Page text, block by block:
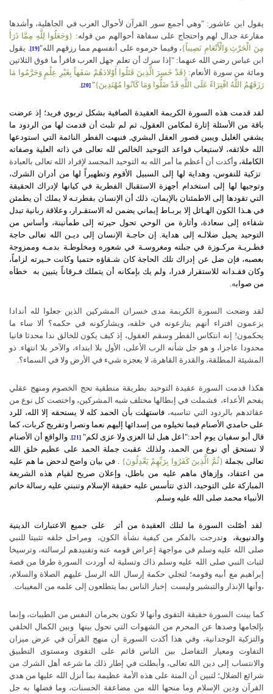
يقول ابن عاشور: "وهي أجمع سور القرآن لأحوال العرب في الجاهلية، وأشدها
مقارعة جدال لهم واحتجاج على سفاهة أحوالهم من قوله: {وَجَعَلُوا لِلَّهِ مِمَّا ذَرَأَ
مِنَ الْحَرْثِ وَالْأَنْعَامِ نَصِيباً}، وفيما حرموه على أنفسهم مما رزقهم الله"[19]
. يقول
ابن عباس رضي الله عنهما: "إذا سرك أن تعلم جهل العرب فاقرأ ما فوق الثلاثين
ومائة من سورة الأنعام: {قَدْ خَسِرَ الَّذِينَ قَتَلُوا أَوْلادَهُمْ سَفَهاً بِغَيْرِ عِلْمٍ وَحَرَّمُوا مَا
رَزَقَهُمُ اللَّهُ افْتِرَاءً عَلَى اللَّهِ قَدْ ضَلُّوا وَمَا كَانُوا مُهْتَدِينَ}"
[20]
لقد قدمت هذه السورة الكريمة العقيدة الصافية بشكل تربوي فريد؛ إذ عرضت
باقة من الأسئلة إثارة لمكامن العقول، ثم لم تلبث أن قدمت لها من الردود ما
يشفي الغليل ويبين قصور العقل البشري, فنبهت الفطر النائمة التي استودعها
الله خلائقه، لاستيعاب قواعد التوحيد الخالص لله تعالى في ذاته العلية وصفاته
الكاملة، وأكدت أن أعظم ما أمر الله به التوحيد المجسد لإفراد الله تعالى بالعبادة
تزكية للنفوس، وهداية لها إلى السبيل الأقوم وتطهيراً لها من أدران الشرك،
وتوجيها لها إلى استخدام أجهزة الاستقبال الفطرية في كيانها لإدراك الحقيقة
التي تقودها إلى الاطمئنان بالإيمان، ذلك أن الإنسان بفطرتـه لا يملك أن يطمئن
في هـذا الكون الهـائل إلا بربـاط إيماني يضمن له الاستقـرار، وعلاقة ربانية تبدل
شقاءه إلى سعادة، وأثارة من الوحي تحول حيرته إلى طمأنينة، وأساس من
التوحيد يحيل ضلالـه إلى هداية. إن حاجـة الإنسان إلى ديـن الله تعالى حاجة
فطـريـة مركـوزة في جبلته ومغروسـة في شعوره ومخلوطـة بدمـه وممزوجة
بعصبه، فإن ضل عن إدراك تلك الحاجة كان شـقاؤه حتميا وكانت حـيرته لزاماً،
وكان فقـدانه للاستقرار قدرا، ولم يك بإمكانه أن يتملك فـرقاناً يتبين به خطأه
من صوابه.
لقد وضحت السورة الكريمة مدى خسران المشركين الذين جعلوا لله أندادا
يزعمون افتراء أنهم ينازعونه في خلقه، ويشاركونه في حكمه؟ ألا ساء ما
يحكمون! إنه انتكاس الفطر وسقم العقول، إذ كيف يكون للخالق ندا محدثا فانيا
محدودا عاجزا، و هو جل شأنه الرب الأعلى، الأول بلا ابتداء، والآخر بلا انتهاء. ذو
المشيئة المطلقة، والقدرة القاهرة، لا يعجزه شيء في الأرض ولا في السماء؟.
هكذا قدمت السورة عقيدة التوحيد بطريقة منطقية تحج الخصوم ومنهج عقلي
يفحم الأعداء، فشملت في إبطالها مختلف شبه المشركين، واختصت كل نوع من
عقائدهم بالردود التي تناسبه، فاستهلت بأن الحمد كله لا يستحقه إلا الله، للرد
على حامدي الأصنام فيما تخيلوه من إسدائها إليهم نعما ونصرا وتفريج كربات، كما
قال أبو سفيان يوم أحد:"اعل هبل لنا العزى ولا عزى لكم" [21]. والواقع أن الأصنام
لا تستحق أي نوع من الحمد، ولذلك عقبت جملة الحمد على عظيم خلق الله
تعالى بجملة {ثُمَّ الَّذِينَ كَفَرُوا بِرَبِّهِمْ يَعْدِلُونَ}
في بيان واضح لدحض ما هم عليه
من اعتقاد، وإزهاق ماهم عليه من باطل، وإعلان صريح لقيام هذه الشريعة
المباركة على التوحيد، الذي تتأسس عليه حقيقة الإسلام وتنبني عليه رسالة خاتم
الأنبياء محمد صلى الله عليه وسلم.
لقد أصّلت السورة ما لتلك العقيدة من أثر على جميع الاعتبارات الدينية
والدنيوية، وتدرجت بالفكر من كيفية نشأة الكون، ومراحل خلقه تثبيتا للنبي
صلى الله عليه وسلم في مواجهة إعراض قومه عنه وتفنيدهم لرسالته، وترسيخا
لثبات النبي صلى الله عليه وسلم ذاك وتسلية له أوردت السورة طرفا من قصة
إبراهيم مع أبيه وقومه؛ لتجلي حكمة إرسال الله الرسل عليهم الصلاة والسلام،
،وأنها الإنذار والتبشير وليست إخبار الناس بما يتطلعون إلى علمه من المغيبات.
كما بينت السورة حقيقة التقوى وأنها لا تكون بحرمان النفس من الطيبات، وإنما
بإلجامها وصدها عن المحرم من الشهوات التي تحول بينها وبين الكمال الخلقي
والتزكية الوجدانية، وفي هذا أكدت السورة أن منهج القرآن في عرض ميزان
التفاوت ومعيار التفاضل بين الناس قائم على التقوى ومستوى التطبيق
والانتساب إلى دين الله تعالى، وأبطلت في إطار ذلك ما شرعه أهل الشرك من
شرائع الضلال؛ لتبين أن المنة على هذه الأمة عظيمة بما أنزل الله عليها من هدي
القرآن ودين الإسلام وما منحها الله من مضاعفة الحسنات، وما فضلها به جل